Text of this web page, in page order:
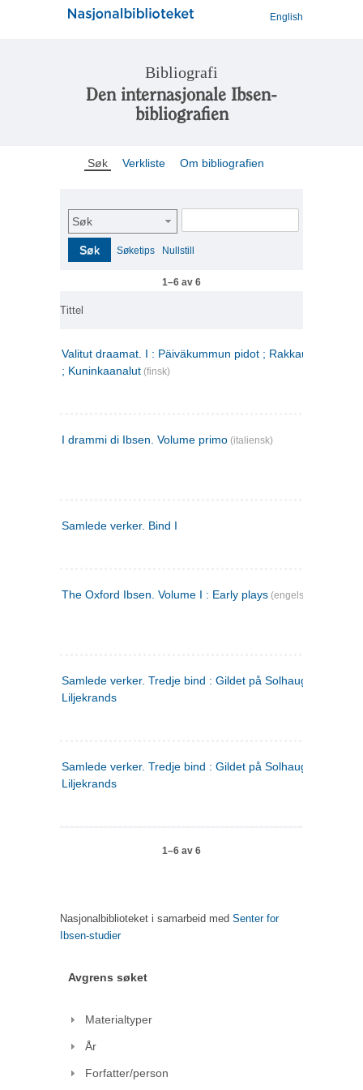
English
Bibliografi
Den internasjonale Ibsen-
bibliografien
Søk Verkliste Om bibliografien
Søk
Søk Søketips Nullstill
1–6 av 6
Tittel
Valitut draamat. I : Päiväkummun pidot ; Rakkauden
; Kuninkaanalut (finsk)
I drammi di Ibsen. Volume primo (italiensk)
Samlede verker. Bind I
The Oxford Ibsen. Volume I : Early plays (engelsk)
Samlede verker. Tredje bind : Gildet på Solhaug ; Olaf
Liljekrands
Samlede verker. Tredje bind : Gildet på Solhaug ; Olaf
Liljekrands
1–6 av 6
Nasjonalbiblioteket i samarbeid med Senter for
Ibsen-studier
Avgrens søket
Materialtyper
År
Forfatter/person